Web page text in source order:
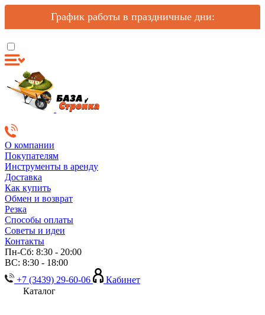
График работы в праздничные дни:
О компании
Покупателям
Инструменты в аренду
Доставка
Как купить
Обмен и возврат
Резка
Способы оплаты
Советы и идеи
Контакты
Пн-Сб: 8:30 - 20:00
ВС: 8:30 - 18:00
+7 (3439) 29-60-06
Кабинет
Каталог